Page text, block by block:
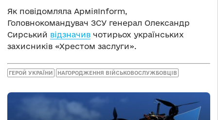
Як повідомляла АрміяInform,
Головнокомандувач ЗСУ генерал Олександр
Сирський відзначив чотирьох українських
захисників «Хрестом заслуги».
ГЕРОЙ УКРАЇНИ НАГОРОДЖЕННЯ ВІЙСЬКОВОСЛУЖБОВЦІВ